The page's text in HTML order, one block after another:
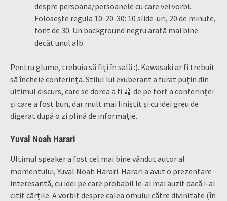
despre persoana/persoanele cu care vei vorbi.
Folosește regula 10-20-30: 10 slide-uri, 20 de minute,
font de 30. Un background negru arată mai bine
decât unul alb.
Pentru glume, trebuia să fiți în sală :). Kawasaki ar fi trebuit
să încheie conferința. Stilul lui exuberant a furat puțin din
ultimul discurs, care se dorea a fi 🍒 de pe tort a conferinței
și care a fost bun, dar mult mai liniștit și cu idei greu de
digerat după o zi plină de informație.
Yuval Noah Harari
Ultimul speaker a fost cel mai bine vândut autor al
momentului, Yuval Noah Harari. Harari a avut o prezentare
interesantă, cu idei pe care probabil le-ai mai auzit dacă i-ai
citit cărțile. A vorbit despre calea omului către divinitate (în